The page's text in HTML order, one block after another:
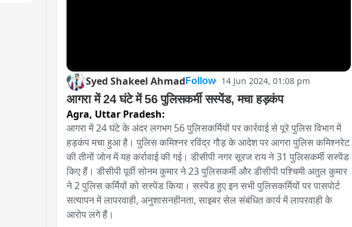
Syed Shakeel Ahmad Follow 14 Jun 2024, 01:08 pm
आगरा में 24 घंटे में 56 पुलिसकर्मी सस्पेंड, मचा हड़कंप
Agra, Uttar Pradesh:
आगरा में 24 घंटे के अंदर लगभग 56 पुलिसकर्मियों पर कार्रवाई से पूरे पुलिस विभाग में
हड़कंप मचा हुआ है। पुलिस कमिश्नर रविंद्र गौड़ के आदेश पर आगरा पुलिस कमिश्नरेट
की तीनों जोन में यह कर्रावाई की गई। डीसीपी नगर सूरज राय ने 31 पुलिसकर्मी सस्पेंड
किए हैं। डीसीपी पूर्वी सोनम कुमार ने 23 पुलिसकर्मी और डीसीपी पश्चिमी अतुल कुमार
ने 2 पुलिस कर्मियों को सस्पेंड किया। सस्पेंड हुए इन सभी पुलिसकर्मियों पर पासपोर्ट
सत्यापन में लापरवाही, अनुशासनहीनता, साइबर सेल संबंधित कार्य में लापरवाही के
आरोप लगे हैं।